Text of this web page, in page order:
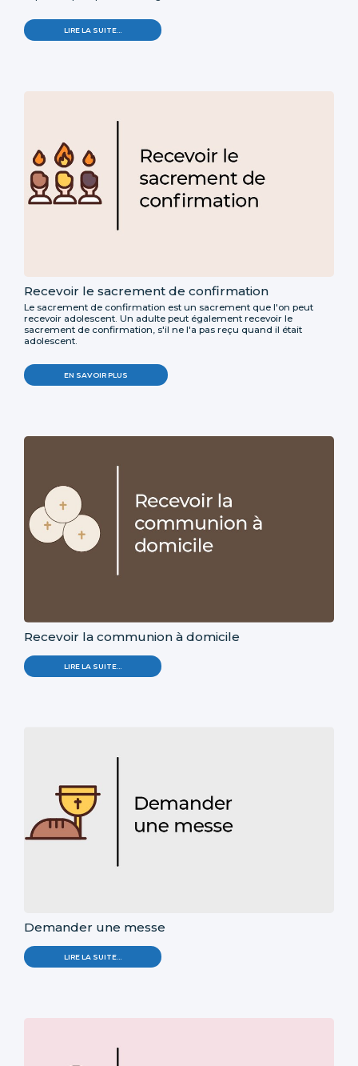
LIRE LA SUITE…
Recevoir le sacrement de confirmation
Le sacrement de confirmation est un sacrement que l'on peut
recevoir adolescent. Un adulte peut également recevoir le
sacrement de confirmation, s'il ne l'a pas reçu quand il était
adolescent.
EN SAVOIR PLUS
Recevoir la communion à domicile
LIRE LA SUITE…
Demander une messe
LIRE LA SUITE…